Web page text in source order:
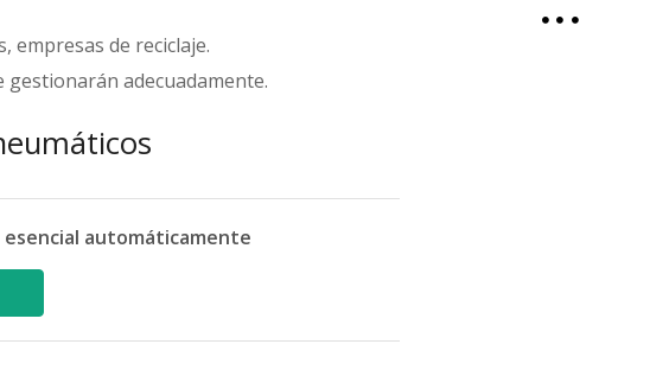
empresas de reciclaje.
adecuadamente.
esencial automáticamente